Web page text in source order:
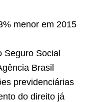
menor em 2015
Seguro Social
Brasil
previdenciárias
do direito já